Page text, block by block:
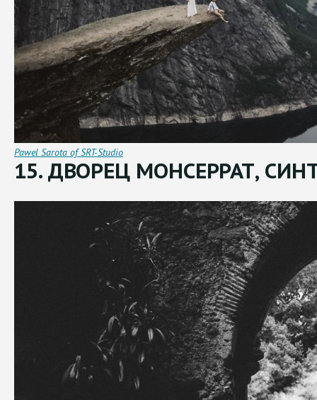
Pawel Sarota of SRT-Studio
15. ДВОРЕЦ МОНСЕРРАТ,